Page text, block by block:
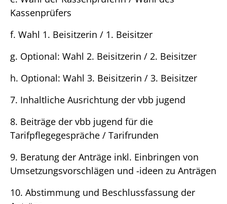
Kassenprüfers
f. Wahl 1. Beisitzerin / 1. Beisitzer
g. Optional: Wahl 2. Beisitzerin / 2. Beisitzer
h. Optional: Wahl 3. Beisitzerin / 3. Beisitzer
7. Inhaltliche Ausrichtung der vbb jugend
8. Beiträge der vbb jugend für die
Tarifpflegegespräche / Tarifrunden
9. Beratung der Anträge inkl. Einbringen von
Umsetzungsvorschlägen und -ideen zu Anträgen
10. Abstimmung und Beschlussfassung der